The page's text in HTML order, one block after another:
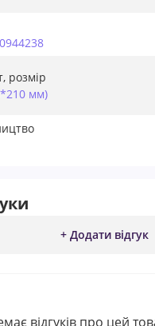
розмір
мм)
+ Додати відгук
відгуків про цей